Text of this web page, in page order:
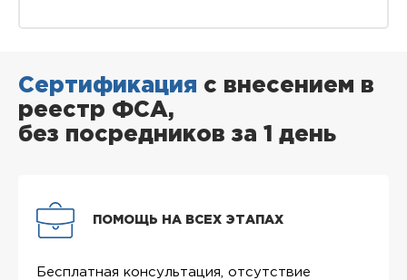
Сертификация с внесением в
реестр ФСА,
без посредников за 1 день
ПОМОЩЬ НА ВСЕХ ЭТАПАХ
Бесплатная консультация, отсутствие